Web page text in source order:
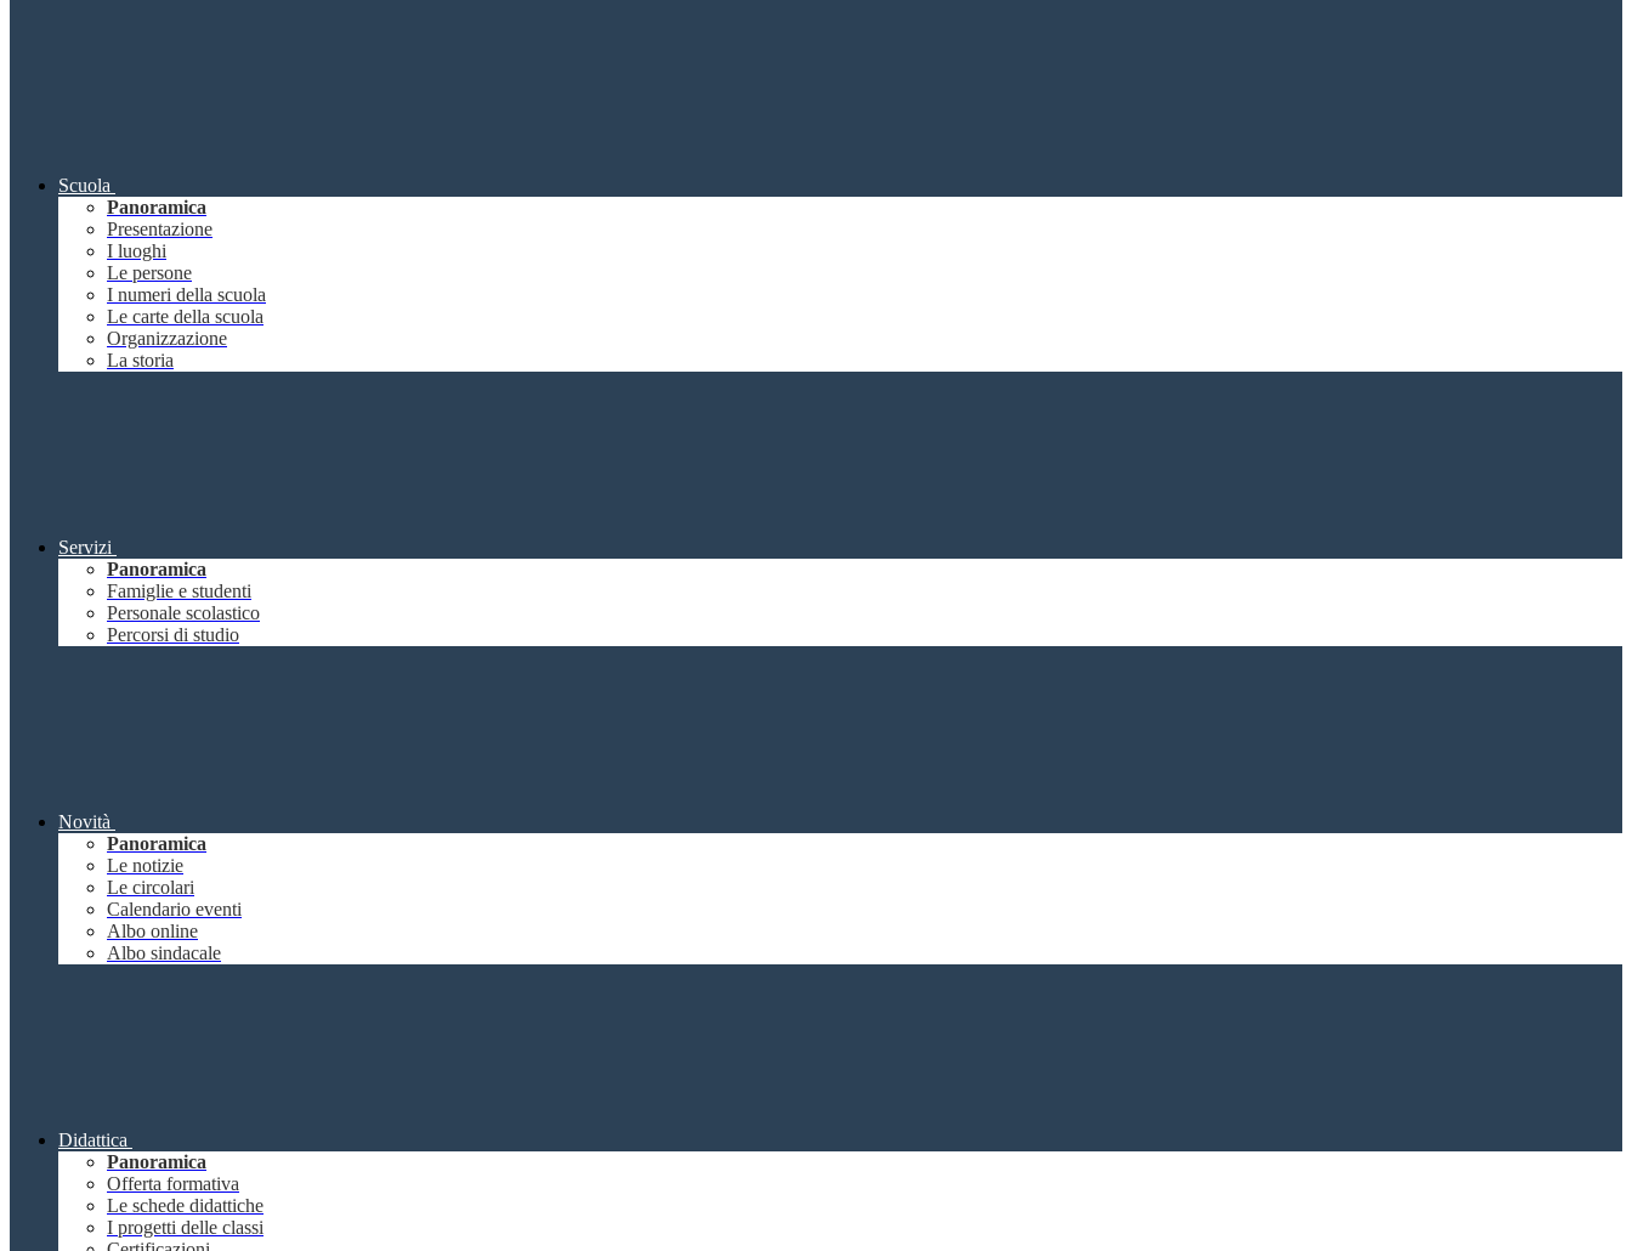
Scuola
Panoramica
Presentazione
I luoghi
Le persone
I numeri della scuola
Le carte della scuola
Organizzazione
La storia
Servizi
Panoramica
Famiglie e studenti
Personale scolastico
Percorsi di studio
Novità
Panoramica
Le notizie
Le circolari
Calendario eventi
Albo online
Albo sindacale
Didattica
Panoramica
Offerta formativa
Le schede didattiche
I progetti delle classi